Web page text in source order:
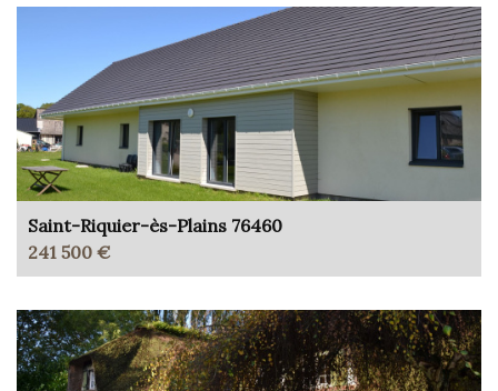
Saint-Riquier-ès-Plains 76460
241 500 €